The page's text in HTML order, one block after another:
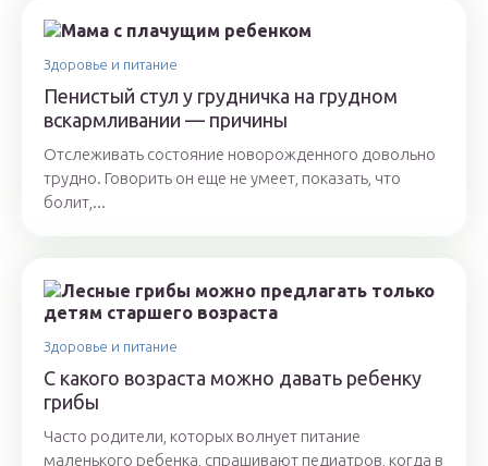
Здоровье и питание
Пенистый стул у грудничка на грудном
вскармливании — причины
Отслеживать состояние новорожденного довольно
трудно. Говорить он еще не умеет, показать, что
болит,...
Здоровье и питание
С какого возраста можно давать ребенку
грибы
Часто родители, которых волнует питание
маленького ребенка, спрашивают педиатров, когда в